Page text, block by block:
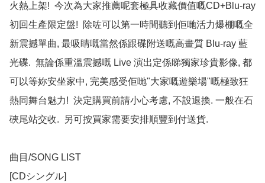
火熱上架!  今次為大家推薦呢套極具收藏價值嘅CD+Blu-ray
初回生產限定盤!  除咗可以第一時間聽到佢哋活力爆棚嘅全
新震撼單曲, 最吸睛嘅當然係跟碟附送嘅高畫質 Blu-ray 藍
光碟.  無論係重溫震撼嘅 Live 演出定係睇獨家珍貴影像, 都
可以等妳安坐家中, 完美感受佢哋"大家嘅遊樂場"嘅極致狂
熱同舞台魅力!  決定購買前請小心考慮, 不設退換. 一般在石
硤尾站交收.  另可按買家需要安排順豐到付送貨.
曲目/SONG LIST
[CDシングル]